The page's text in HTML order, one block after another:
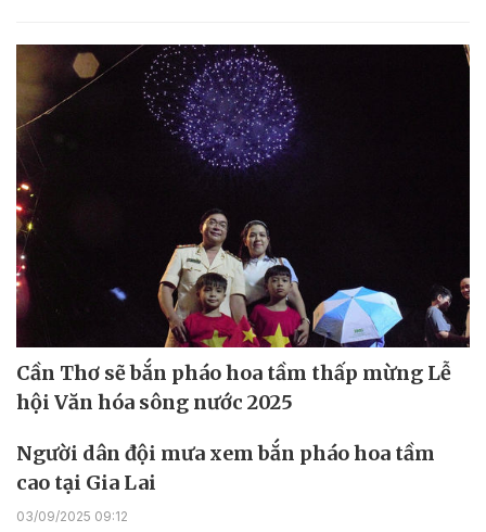
Cần Thơ sẽ bắn pháo hoa tầm thấp mừng Lễ
hội Văn hóa sông nước 2025
Người dân đội mưa xem bắn pháo hoa tầm
cao tại Gia Lai
03/09/2025 09:12